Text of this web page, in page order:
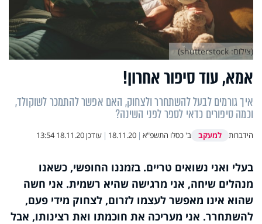
אמא, עוד סיפור אחרון!
איך גורמים לבעל להשתחרר ולצחוק, האם אפשר להתמכר לשוקולד,
וכמה סיפורים כדאי לספר לפני השינה?
הידברות למעקב ב' כסלו התשפ"א |
18.11.20
| עודכן18.11.20 13:54
(צילום: shutterstock)
בעלי ואני נשואים טריים. בזמננו החופשי, כשאנו
מנהלים שיחה, אני מרגישה שהיא רשמית. אני חשה
שהוא אינו מאפשר לעצמו לזרום, לצחוק מידי פעם,
להשתחרר. אני מעריכה את חוכמתו ואת רצינותו, אבל